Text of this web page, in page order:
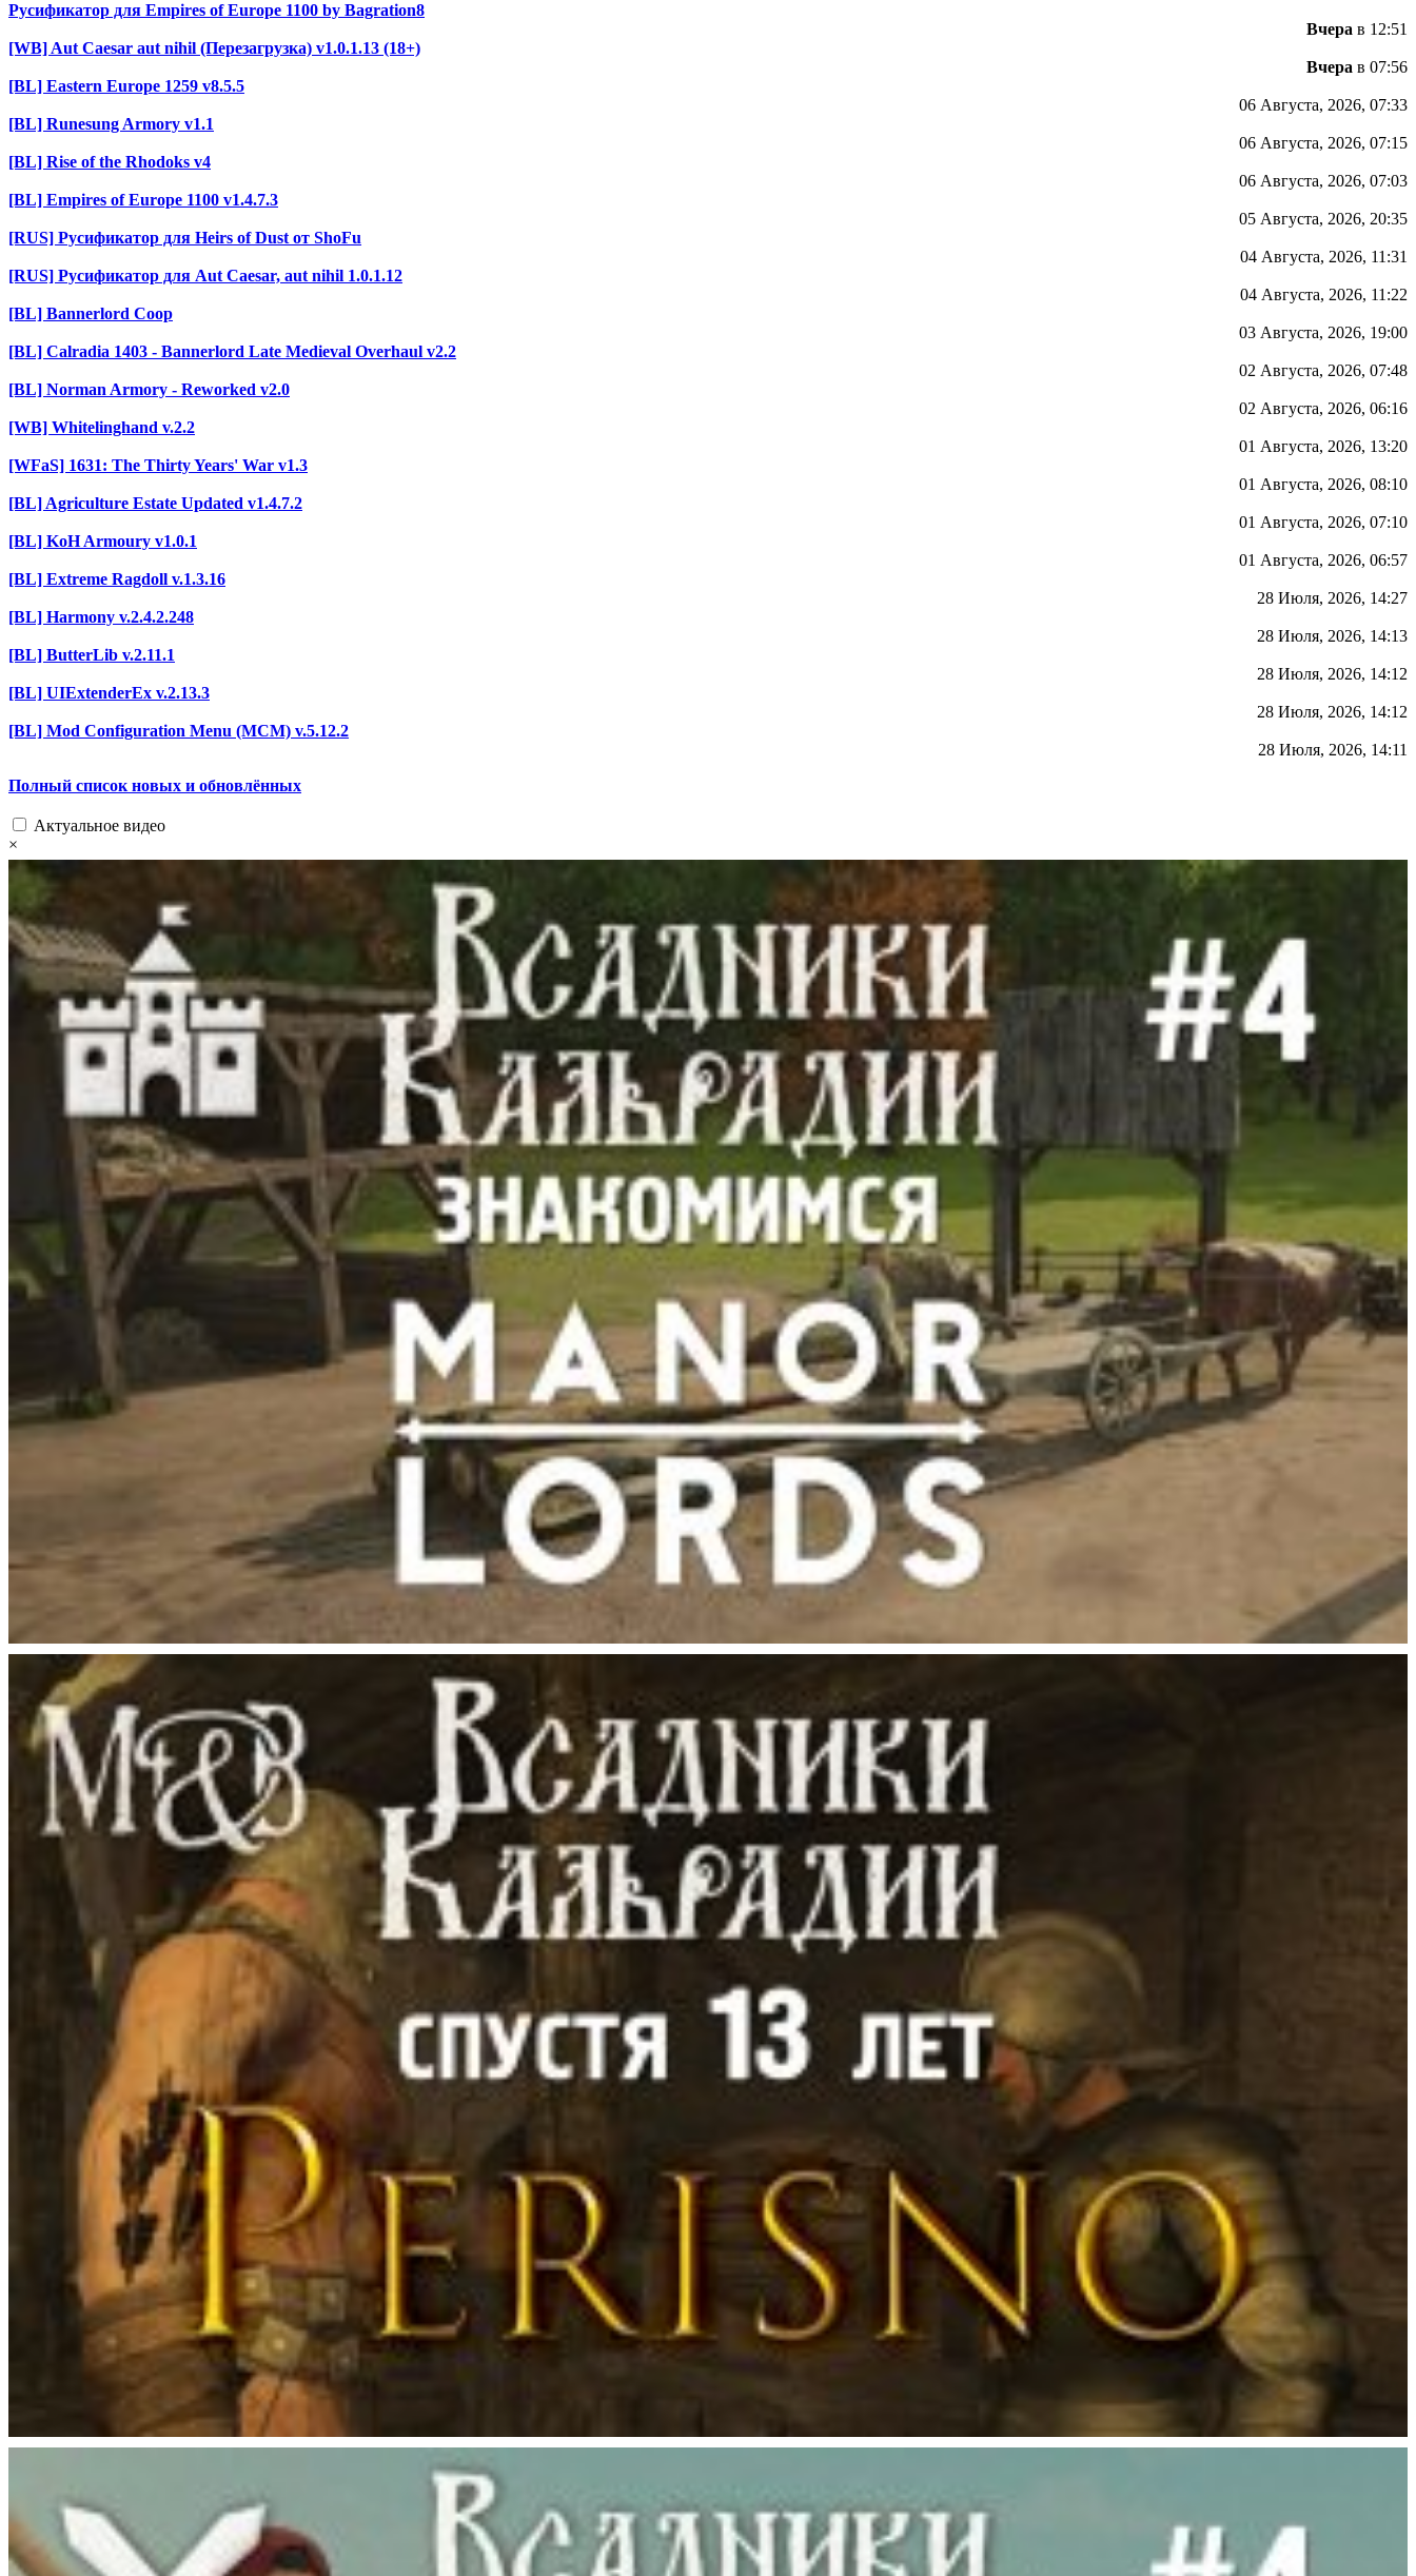
Русификатор для Empires of Europe 1100 by Bagration8
Вчера в 12:51
[WB] Aut Caesar aut nihil (Перезагрузка) v1.0.1.13 (18+)
Вчера в 07:56
[BL] Eastern Europe 1259 v8.5.5
06 Августа, 2026, 07:33
[BL] Runesung Armory v1.1
06 Августа, 2026, 07:15
[BL] Rise of the Rhodoks v4
06 Августа, 2026, 07:03
[BL] Empires of Europe 1100 v1.4.7.3
05 Августа, 2026, 20:35
[RUS] Русификатор для Heirs of Dust от ShoFu
04 Августа, 2026, 11:31
[RUS] Русификатор для Aut Caesar, aut nihil 1.0.1.12
04 Августа, 2026, 11:22
[BL] Bannerlord Coop
03 Августа, 2026, 19:00
[BL] Calradia 1403 - Bannerlord Late Medieval Overhaul v2.2
02 Августа, 2026, 07:48
[BL] Norman Armory - Reworked v2.0
02 Августа, 2026, 06:16
[WB] Whitelinghand v.2.2
01 Августа, 2026, 13:20
[WFaS] 1631: The Thirty Years' War v1.3
01 Августа, 2026, 08:10
[BL] Agriculture Estate Updated v1.4.7.2
01 Августа, 2026, 07:10
[BL] KoH Armoury v1.0.1
01 Августа, 2026, 06:57
[BL] Extreme Ragdoll v.1.3.16
28 Июля, 2026, 14:27
[BL] Harmony v.2.4.2.248
28 Июля, 2026, 14:13
[BL] ButterLib v.2.11.1
28 Июля, 2026, 14:12
[BL] UIExtenderEx v.2.13.3
28 Июля, 2026, 14:12
[BL] Mod Configuration Menu (MCM) v.5.12.2
28 Июля, 2026, 14:11
Полный список новых и обновлённых
Актуальное видео
×